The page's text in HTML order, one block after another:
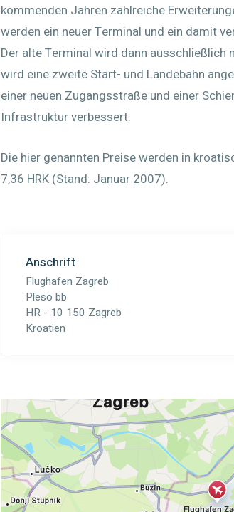
kommenden Jahren zahlreiche
werden ein neuer Terminal und ein damit
Der alte Terminal wird dann
wird eine zweite Start- und Landebahn
einer neuen Zugangsstraße und einer
Infrastruktur verbessert.
Die hier genannten Preise werden in
7,36 HRK (Stand: Januar 2007).
Anschrift
Flughafen Zagreb
Pleso bb
HR - 10 150 Zagreb
Kroatien